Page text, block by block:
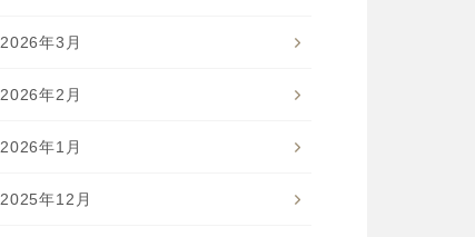
2026年3月
2026年2月
2026年1月
2025年12月